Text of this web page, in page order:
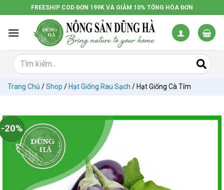
đến
dung
FREESHIP COD ĐƠN 199K VÀ GIẢM 10% TỔNG HÓA ĐƠN
Trang Chủ /Shop / Hạt Giống Rau Sạch / Hạt Giống Cà Tím
-20%